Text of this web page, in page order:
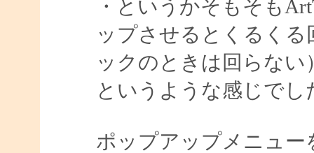
・というかそもそも
ップさせるとくるく
ックのときは回らない
というような感じでし
ポップアップメニュ